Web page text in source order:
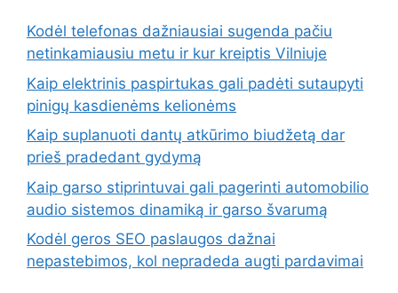
Kodėl telefonas dažniausiai sugenda pačiu
netinkamiausiu metu ir kur kreiptis Vilniuje
Kaip elektrinis paspirtukas gali padėti sutaupyti
pinigų kasdienėms kelionėms
Kaip suplanuoti dantų atkūrimo biudžetą dar
prieš pradedant gydymą
Kaip garso stiprintuvai gali pagerinti automobilio
audio sistemos dinamiką ir garso švarumą
Kodėl geros SEO paslaugos dažnai
nepastebimos, kol nepradeda augti pardavimai